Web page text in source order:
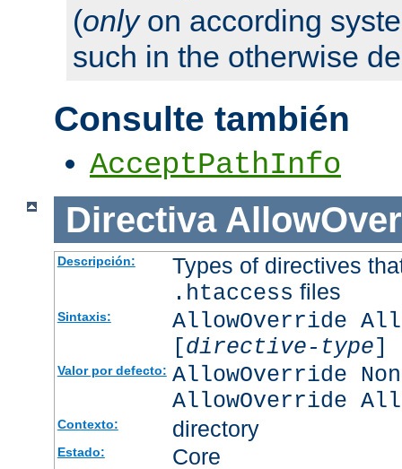
(onlyon according
such in the otherwise
Consulte también
AcceptPathInfo
Directiva
Descripción: Types of directives
.htaccess files
Sintaxis:
AllowOverride
[directive-type]
Valor por defecto: AllowOverride
AllowOverride
Contexto: directory
Estado: Core